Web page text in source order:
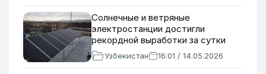
Солнечные и ветряные
электростанции достигли
рекордной выработки за сутки
Узбекистан 16:01 / 14.05.2026